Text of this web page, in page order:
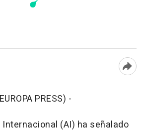
PRESS) -
Internacional (AI) ha señalado